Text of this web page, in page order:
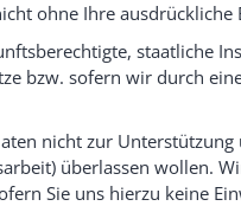
ohne Ihre ausdrückliche
staatliche
bzw. sofern wir durch
nicht zur Unterstützung
überlassen wollen.
Sie uns hierzu keine